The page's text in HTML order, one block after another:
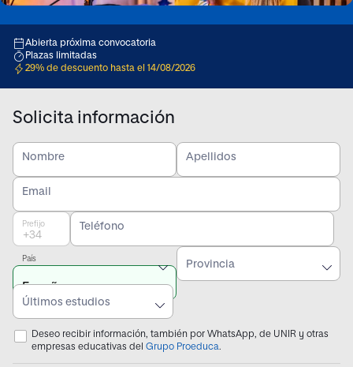
Abierta próxima convocatoria
Plazas limitadas
29% de descuento hasta el 14/08/2026
Solicita información
Nombre Apellidos
Email
Prefijo Teléfono
País
Provincia
Últimos estudios
Deseo recibir información, también por WhatsApp, de UNIR y otras
empresas educativas del Grupo Proeduca.